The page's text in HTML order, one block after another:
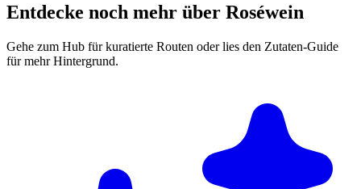
Entdecke noch mehr über Roséwein
Gehe zum Hub für kuratierte Routen oder lies den Zutaten-Guide
für mehr Hintergrund.